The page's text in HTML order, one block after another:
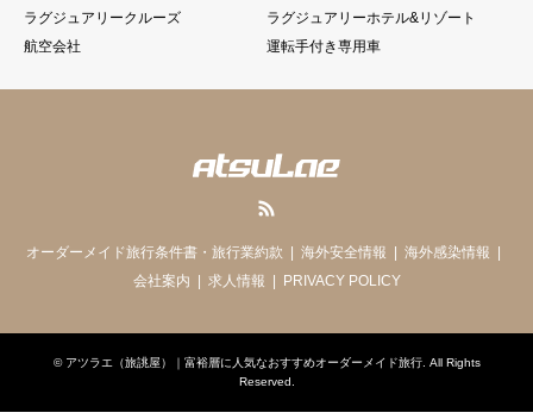
ラグジュアリークルーズ
ラグジュアリーホテル&リゾート
航空会社
運転手付き専用車
オーダーメイド旅行条件書・旅行業約款 海外安全情報
海外感染情報
会社案内
求人情報 PRIVACY POLICY
© アツラエ（旅誂屋）｜富裕層に人気なおすすめオーダーメイド旅行. All Rights
Reserved.